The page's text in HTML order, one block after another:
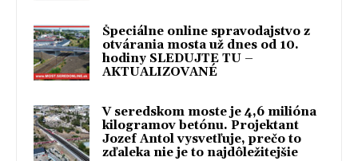
Špeciálne online spravodajstvo z
otvárania mosta už dnes od 10.
hodiny SLEDUJTE TU –
AKTUALIZOVANÉ
V seredskom moste je 4,6 milióna
kilogramov betónu. Projektant
Jozef Antol vysvetľuje, prečo to
zďaleka nie je to najdôležitejšie